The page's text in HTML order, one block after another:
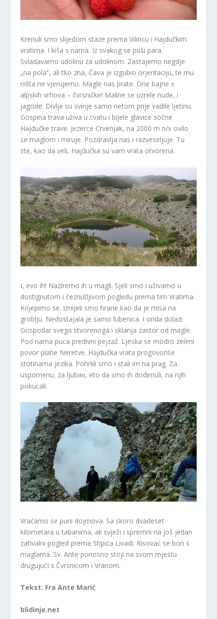
Krenuli smo slijedom staze prema Vilincu i Hajdučkim
vratima. I kiša s nama. Iz svakog se puši para.
Svladavamo udolinu za udolinom. Zastajemo negdje
„na pola“, ali tko zna, Ćava je izgubio orjentaciju, te mu
ništa ne vjerujemo. Magle nas prate. One bajne s
alpskih vrhova – čvrsničke! Maline se uzrele nude, i
jagode. Divlje su svinje samo netom prije vadile ljetinu.
Gospina trava uživa u cvatu i bijele glavice sočne
Hajdučke trave. Jezerce Crvenjak, na 2000 m n/v ovilo
se maglom i miruje. Pozdravlja nas i razveseljuje. Tu
ste, kao da veli, Hajdučka su vam vrata otvorena.
I, evo ih! Naziremo ih u magli. Sjeli smo i uživamo u
dostignutom i čeznutljivom pogledu prema tim Vratima.
Krijepimo se. Iznijeli smo hrane kao da je misa na
groblju. Nedostajala je samo lubenica. I onda dolazi
Gospodar svega stvorenoga i sklanja zastor od magle.
Pod nama puca predivni pejzaž. Ljeska se modro zeleni
povor plahe Neretve. Hajdučka vrata progovoriše
stotinama jezika. Pohrlili smo i stali im na prag. Za
uspomenu, za ljubav, eto da smo ih dodirnuli, na njih
pokucali.
Vraćamo se puni dojmova. Sa skoro dvadeset
kilometara u tabanima, ali svježi i spremni na još jedan
zahvalni pogled prema Stipića Livadi. Risovac se bori s
maglama. Sv. Ante ponosno stoji na svom mjestu
drugujući s Čvrsnicom i Vranom.
Tekst: Fra Ante Marić
blidinje.net